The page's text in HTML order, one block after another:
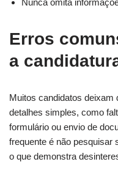
Nunca omita
Erros
a
Muitos candidatos deixam
detalhes simples, como
formulário ou envio de
frequente é não pesquisar
o que demonstra